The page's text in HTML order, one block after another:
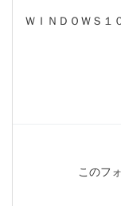
ＷＩＮＤＯＷＳ１
このフ